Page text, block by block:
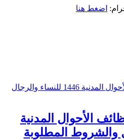
اضغط هنا
الأحوال المدنية